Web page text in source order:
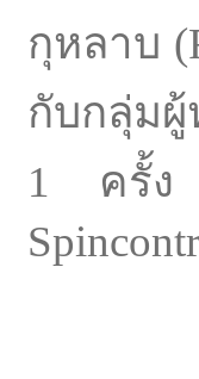
กุหลาบ
กับกลุ่ม
1 ครั้ง